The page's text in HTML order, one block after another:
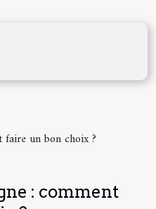
faire un bon choix ?
: comment